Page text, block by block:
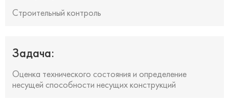
Строительный контроль
Задача:
Оценка технического состояния и определение
несущей способности несущих конструкций